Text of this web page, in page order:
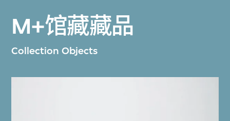
M+馆藏藏品
Collection Objects